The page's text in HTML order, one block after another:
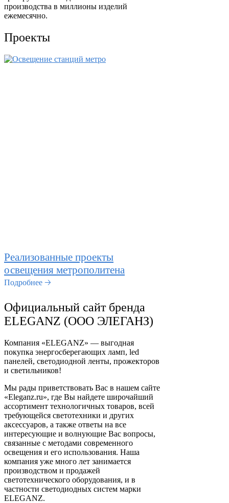
производства в миллионы изделий
ежемесячно.
Проекты
Реализованные проекты
освещения метрополитена
Подробнее 🡢
Официальный сайт бренда
ELEGANZ (ООО ЭЛЕГАНЗ)
Компания «ELEGANZ» — выгодная
покупка энергосберегающих ламп, led
панелей, светодиодной ленты, прожекторов
и светильников!
Мы рады приветствовать Вас в нашем сайте
«Eleganz.ru», где Вы найдете широчайший
ассортимент технологичных товаров, всей
требующейся светотехники и других
аксессуаров, а также ответы на все
интересующие и волнующие Вас вопросы,
связанные с методами современного
освещения и его использования. Наша
компания уже много лет занимается
производством и продажей
светотехнического оборудования, и в
частности светодиодных систем марки
ELEGANZ.